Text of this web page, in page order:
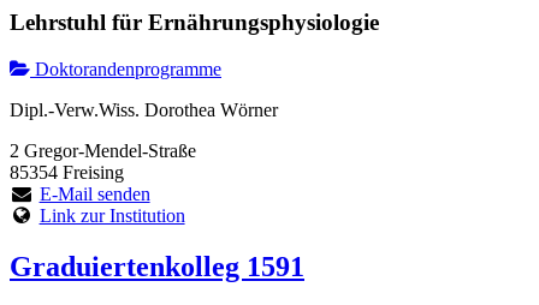
Lehrstuhl für Ernährungsphysiologie
Doktorandenprogramme
Dipl.-Verw.Wiss. Dorothea Wörner
2 Gregor-Mendel-Straße
85354 Freising
E-Mail senden
Link zur Institution
Graduiertenkolleg 1591